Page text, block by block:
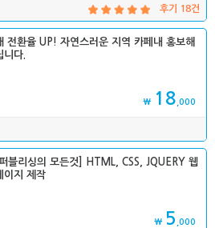
후기 18건
전환율 UP! 자연스러운 지역 카페내 홍보해
니다.
₩ 18,000
블리싱의 모든것] HTML, CSS, JQUERY 웹
이지 제작
₩ 5 ,000